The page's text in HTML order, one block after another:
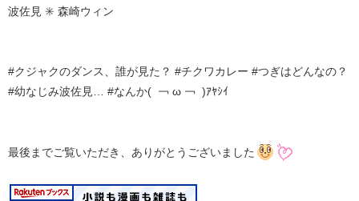
波佐見 ✳️ 森崎ウィン
#クジャクのダンス、誰が見た？ #チクワカレー #つぎはどんなの？
#幼なじみ波佐見… #なんか( ￢ ω ￢ )ｱﾔｼｲ
最後までご覧いただき、ありがとうございました